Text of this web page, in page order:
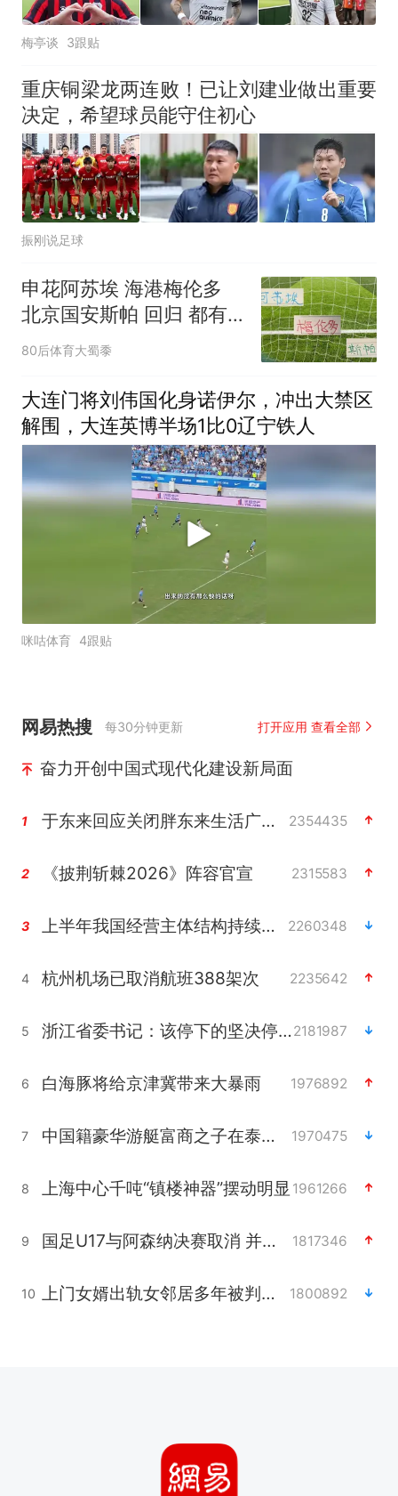
梅亭谈 3跟贴
重庆铜梁龙两连败！已让刘建业做出重要
决定，希望球员能守住初心
振刚说足球
申花阿苏埃 海港梅伦多
北京国安斯帕 回归 都有
神勇表现
80后体育大蜀黍
大连门将刘伟国化身诺伊尔，冲出大禁区
解围，大连英博半场1比0辽宁铁人
咪咕体育 4跟贴
网易热搜 每30分钟更新 打开应用 查看全部
奋力开创中国式现代化建设新局面
1 于东来回应关闭胖东来生活广场店 2354435
2 《披荆斩棘2026》阵容官宣 2315583
3 上半年我国经营主体结构持续优化 2260348
4 杭州机场已取消航班388架次 2235642
5 浙江省委书记：该停下的坚决停下来2181987
6 白海豚将给京津冀带来大暴雨 1976892
7 中国籍豪华游艇富商之子在泰国被杀 1970475
8 上海中心千吨“镇楼神器”摆动明显 1961266
9 国足U17与阿森纳决赛取消 并列冠军 1817346
10 上门女婿出轨女邻居多年被判重婚罪 1800892